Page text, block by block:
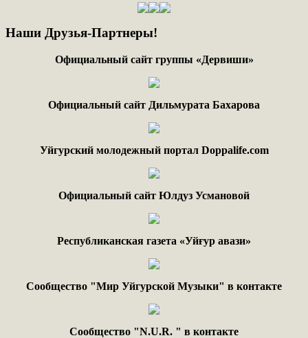
Наши Друзья-Партнеры!
Официальный сайт группы «Дервиши»
Официальный сайт Дильмурата Бахарова
Уйгурский молодежный портал Doppalife.com
Официальный сайт Юлдуз Усмановой
Республиканская газета «Уйғур авази»
Сообщество "Мир Уйгурской Музыки" в контакте
Сообщество "N.U.R. " в контакте